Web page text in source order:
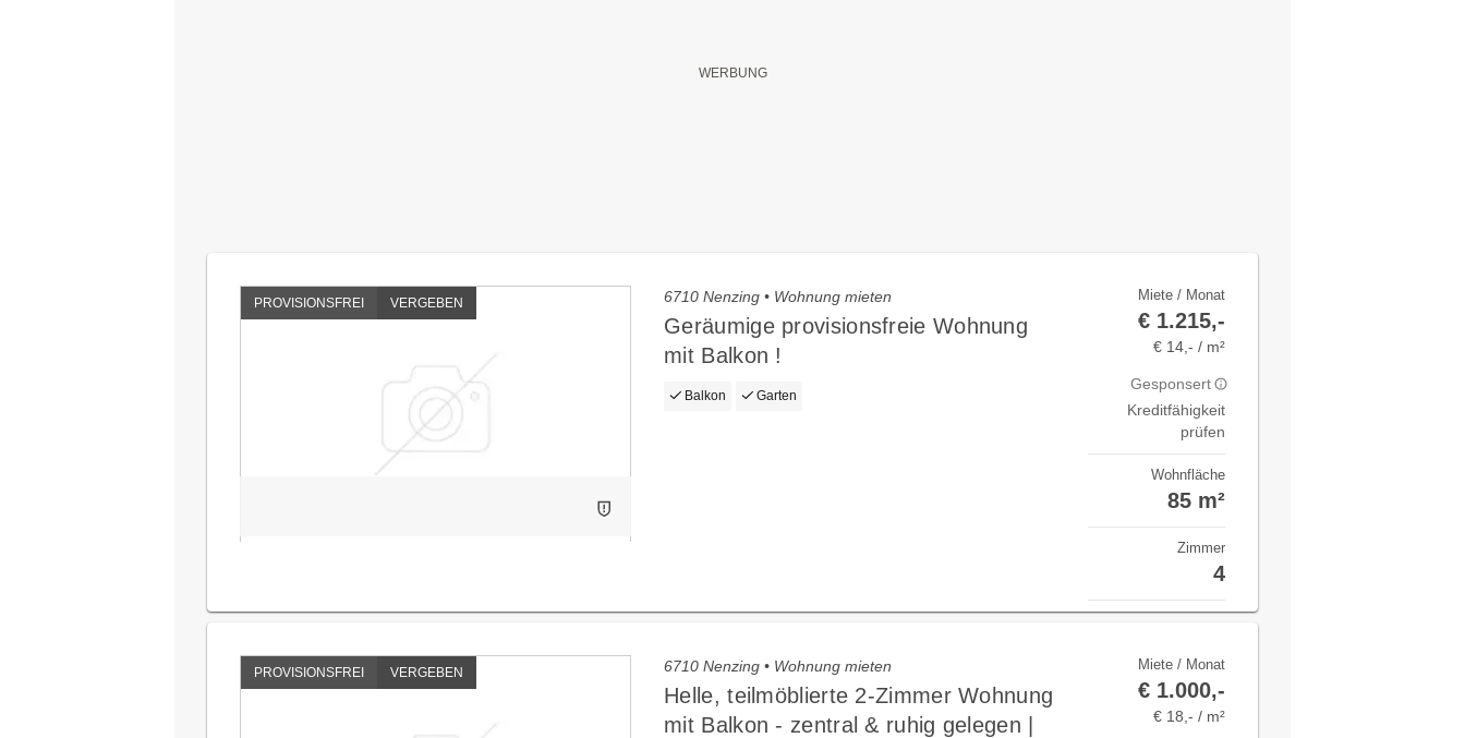
PROVISIONSFREI VERGEBEN 6710 Nenzing • Wohnung mieten
Geräumige provisionsfreie Wohnung
mit Balkon !
Balkon Garten
Miete / Monat
€ 1.215,-
€ 14,- / m²
Gesponsert
Kreditfähigkeit
prüfen
Wohnfläche
85 m²
Zimmer
4
PROVISIONSFREI VERGEBEN 6710 Nenzing • Wohnung mieten
Helle, teilmöblierte 2-Zimmer Wohnung
mit Balkon - zentral & ruhig gelegen |
Miete / Monat
€ 1.000,-
€ 18,- / m²